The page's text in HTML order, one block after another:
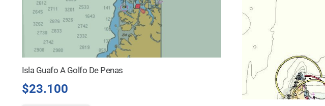
Isla Guafo A Golfo De Penas
$23.100